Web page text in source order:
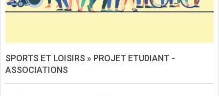
SPORTS ET LOISIRS » PROJET ETUDIANT -
ASSOCIATIONS